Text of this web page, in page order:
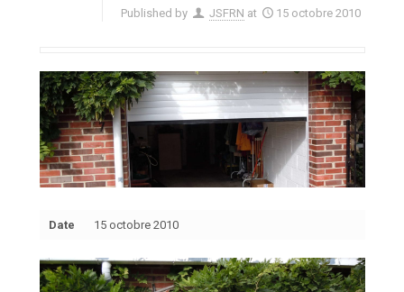
Published by JSFRN at 15 octobre 2010
Date 15 octobre 2010